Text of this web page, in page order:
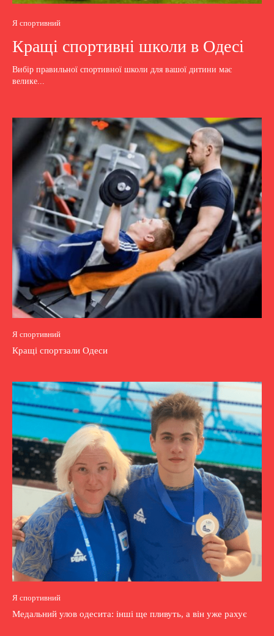
Я спортивний
Кращі спортивні школи в Одесі
Вибір правильної спортивної школи для вашої дитини має
велике...
Я спортивний
Кращі спортзали Одеси
Я спортивний
Медальний улов одесита: інші ще пливуть, а він уже рахує